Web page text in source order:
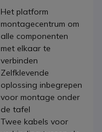
Het platform
montagecentrum om
alle componenten
met elkaar te
verbinden
Zelfklevende
oplossing inbegrepen
voor montage onder
de tafel
Twee kabels voor